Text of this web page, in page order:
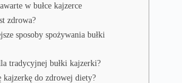
w bułce kajzerce
zdrowa?
sposoby spożywania bułki
tradycyjnej bułki kajzerki?
kajzerkę do zdrowej diety?